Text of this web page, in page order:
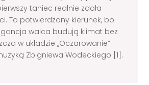
taniec realnie zdoła
To potwierdzony kierunek, bo
walca budują klimat bez
w układzie „Oczarowanie”
Zbigniewa Wodeckiego [1].